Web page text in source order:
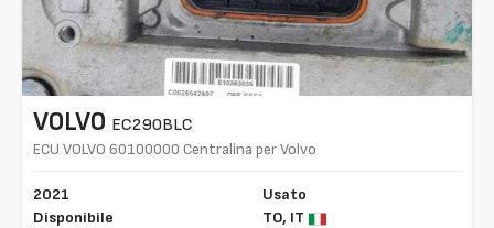
VOLVO EC290BLC
ECU VOLVO 60100000 Centralina per Volvo
2021
Disponibile
Usato
TO, IT